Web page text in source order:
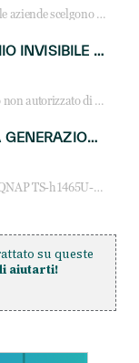
HP ProBook: 5 motivi per cui le aziende scelgono i notebook business HP per migliorare produttività, sicurezza e gestione dell’AI.
SHADOW AI: IL RISCHIO INVISIBILE CHE LE AZIENDE POSSONO GOVERNARE
Shadow AI riguardo l’impiego non autorizzato di sistemi AI all’interno dell’azienda. E’ una pratica che si diffonde a partire dai dipendenti fino ai dirigenti e mette a repentaglio la cybersecurity, con costi più elevati per le organizzazioni. Due recenti report illustrano il fenomeno e forniscono dati in merito
NAS QNAP DI NUOVA GENERAZIONE: PIÙ PRESTAZIONI, SCALABILITÀ E PROTEZIONE DEI DATI PER LE INFRASTRUTTURE IT MODERNE
Scopri la nuova gamma NAS QNAP TS-h1465U-RP, TS-h1065eU e TS-h665U: storage aziendale con ZFS, DDR5, E1.S NVMe e connettività 2.5GbE per backup, virtualizzazione e cybersecurity.
su queste
aiutarti!